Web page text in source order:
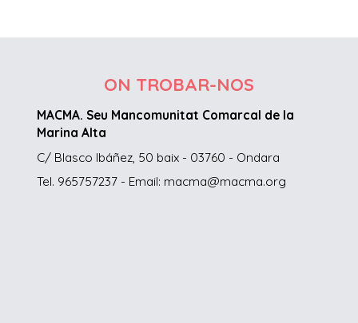
ON TROBAR-NOS
MACMA. Seu Mancomunitat Comarcal de la
Marina Alta
C/ Blasco Ibáñez, 50 baix - 03760 - Ondara
Tel. 965757237 - Email: macma@macma.org